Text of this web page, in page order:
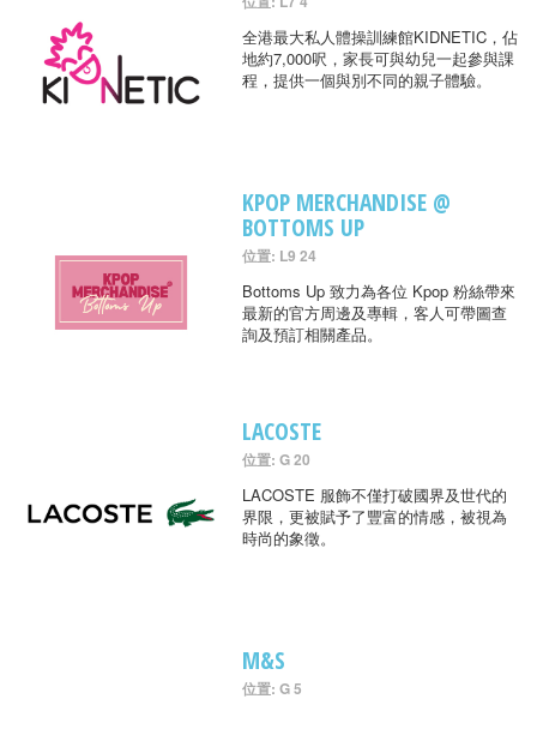
全港最大私人體操訓練館KIDNETIC，佔
地約7,000呎，家長可與幼兒一起參與課
程，提供一個與別不同的親子體驗。
KPOP MERCHANDISE @
BOTTOMS UP
位置: L9 24
Bottoms Up 致力為各位 Kpop 粉絲帶來
最新的官方周邊及專輯，客人可帶圖查
詢及預訂相關產品。
LACOSTE
位置: G 20
LACOSTE 服飾不僅打破國界及世代的
界限，更被賦予了豐富的情感，被視為
時尚的象徵。
M&S
位置: G 5